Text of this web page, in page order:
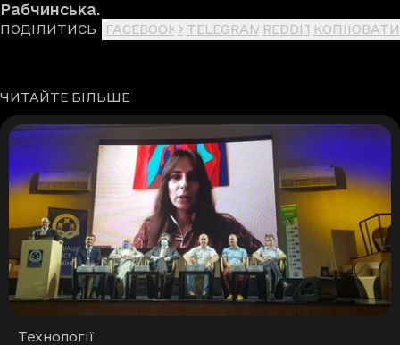
Рабчинська.
ПОДІЛИТИСЬ FACEBOOK X TELEGRAM REDDIT КОПІЮВАТИ
ЧИТАЙТЕ БІЛЬШЕ
Рубрики
Технології